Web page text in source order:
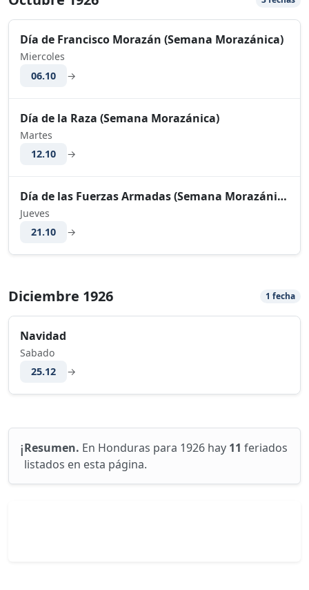
Día de Francisco Morazán (Semana Morazánica)
Miercoles
06.10
→
Día de la Raza (Semana Morazánica)
Martes
12.10
→
Día de las Fuerzas Armadas (Semana Morazánica)
Jueves
21.10
→
Diciembre 1926 1 fecha
Navidad
Sabado
25.12
→
ℹ️Resumen. En Honduras para 1926 hay 11 feriados
listados en esta página.